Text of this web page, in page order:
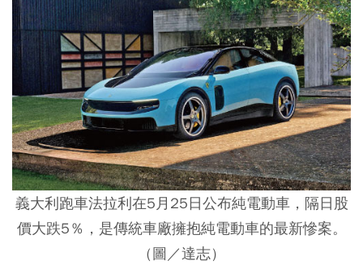
義大利跑車法拉利在5月25日公布純電動車，隔日股
價大跌5％，是傳統車廠擁抱純電動車的最新慘案。
（圖／達志）